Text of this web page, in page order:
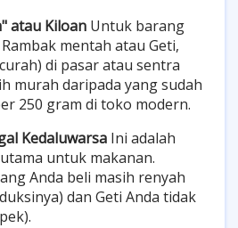
atau Kiloan Untuk barang
mentah atau Geti,
di pasar atau sentra
murah daripada yang sudah
250 gram di toko modern.
Kedaluwarsa Ini adalah
untuk makanan.
Anda beli masih renyah
dan Geti Anda tidak